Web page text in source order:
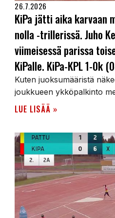
26.7.2026
KiPa jätti aika karvaan
nolla -trillerissä. Juho
viimeisessä parissa
KiPalle. KiPa-KPL 1-0k
Kuten juoksumääristä
joukkueen ykköpalkinto
LUE LISÄÄ »